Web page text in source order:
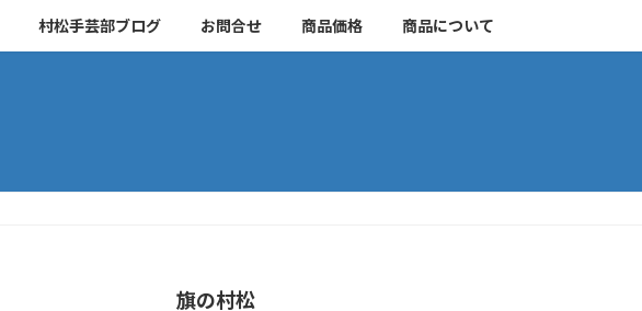
村松手芸部ブログ お問合せ 商品価格 商品について
旗の村松